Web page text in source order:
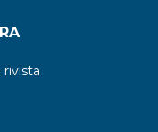
rivista